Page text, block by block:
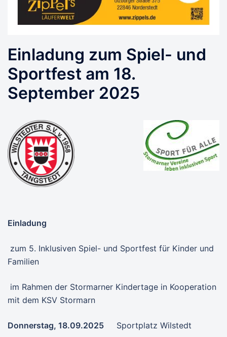
Einladung zum Spiel- und
Sportfest am 18.
September 2025
Einladung
zum 5. Inklusiven Spiel- und Sportfest für Kinder und
Familien
im Rahmen der Stormarner Kindertage in Kooperation
mit dem KSV Stormarn
Donnerstag, 18.09.2025 Sportplatz Wilstedt